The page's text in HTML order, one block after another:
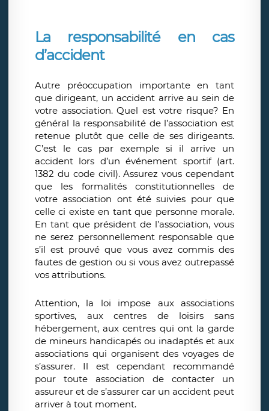
La responsabilité en cas
d’accident
Autre préoccupation importante en tant
que dirigeant, un accident arrive au sein de
votre association. Quel est votre risque? En
général la responsabilité de l’association est
retenue plutôt que celle de ses dirigeants.
C’est le cas par exemple si il arrive un
accident lors d’un événement sportif (art.
1382 du code civil). Assurez vous cependant
que les formalités constitutionnelles de
votre association ont été suivies pour que
celle ci existe en tant que personne morale.
En tant que président de l’association, vous
ne serez personnellement responsable que
s’il est prouvé que vous avez commis des
fautes de gestion ou si vous avez outrepassé
vos attributions.
Attention, la loi impose aux associations
sportives, aux centres de loisirs sans
hébergement, aux centres qui ont la garde
de mineurs handicapés ou inadaptés et aux
associations qui organisent des voyages de
s’assurer. Il est cependant recommandé
pour toute association de contacter un
assureur et de s’assurer car un accident peut
arriver à tout moment.